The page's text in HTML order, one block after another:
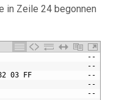
in Zeile 24 begonnen
--
--
--
--
--